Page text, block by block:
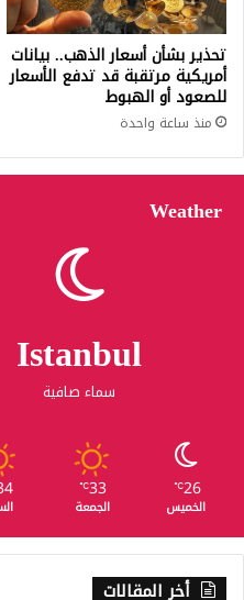
تحذير بشأن أسعار الذهب.. بيانات
أمريكية مرتقبة قد تدفع الأسعار
للصعود أو الهبوط
منذ ساعة واحدة
Weather
Istanbul
سماء صافية
26
℃
الخميس
33
℃
الجمعة
أخر المقالات